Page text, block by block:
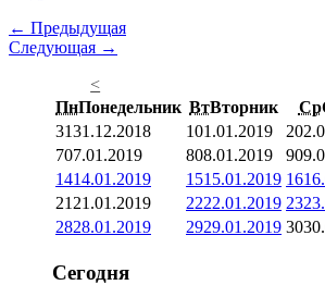
← Предыдущая
Следующая →
<
ПнПонедельник ВтВторник Ср
3131.12.2018 101.01.2019 2
707.01.2019 808.01.2019 9
1414.01.2019 1515.01.2019 16
21 21.01.2019 2222.01.2019 23
2828.01.2019 2929.01.2019 30
Сегодня